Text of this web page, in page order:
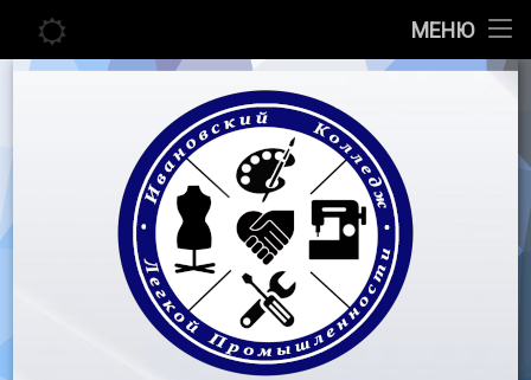
МЕНЮ
Главная
Педагогу
Воспитательная работа
Перейти